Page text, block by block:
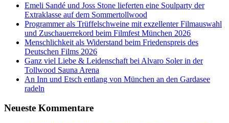
Emeli Sandé und Joss Stone lieferten eine Soulparty der
Extraklasse auf dem Sommertollwood
Programmer als Trüffelschweine mit exzellenter Filmauswahl
und Zuschauerrekord beim Filmfest München 2026
Menschlichkeit als Widerstand beim Friedenspreis des
Deutschen Films 2026
Ganz viel Liebe & Leidenschaft bei Alvaro Soler in der
Tollwood Sauna Arena
An Inn und Etsch entlang von München an den Gardasee
radeln
Neueste Kommentare